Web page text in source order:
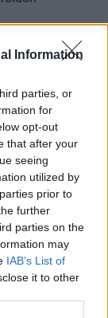
Information
parties, or
for
opt-out
that after your
seeing
utilized by
prior to
further
parties on the
may
IAB’s List of
it to other
református
indult be a
új